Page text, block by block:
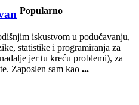
Popularno
iskustvom u podučavanju,
statistike i programiranja za
jer tu kreću problemi), za
Zaposlen sam kao ...